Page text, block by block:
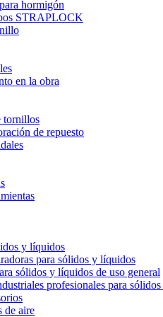
hormigón
STRAPLOCK
en la obra
tornillos
de repuesto
y líquidos
para sólidos y líquidos
sólidos y líquidos de uso general
profesionales para
de aire